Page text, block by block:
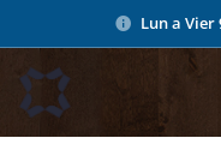
Lun a Vier